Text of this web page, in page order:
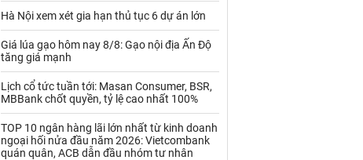
Muối Ngũ cốc
Nhựa - Hạt nhựa
Palladium Phân bón
Rau - Củ -Quả Sắt thép
Sữa
Hà Nội xem xét gia hạn thủ tục 6 dự án lớn
Giá lúa gạo hôm nay 8/8: Gạo nội địa Ấn Độ
tăng giá mạnh
Lịch cổ tức tuần tới: Masan Consumer, BSR,
MBBank chốt quyền, tỷ lệ cao nhất 100%
TOP 10 ngân hàng lãi lớn nhất từ kinh doanh
ngoại hối nửa đầu năm 2026: Vietcombank
quán quân, ACB dẫn đầu nhóm tư nhân